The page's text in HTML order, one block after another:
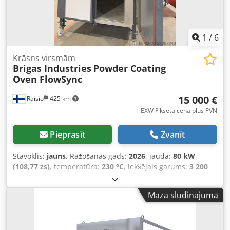
1 / 6
Raisio 425 km
Krāsns virsmām
Brigas Industries Powder Coating
Oven FlowSync
15 000 €
EXW Fiksēta cena plus PVN
Pieprasīt Zvanīt
Stāvoklis: jauns, Ražošanas gads: 2026, jauda: 80 kW
(108,77 zs), temperatūra: 230 °C, iekšējais garums: 3 200
1 400 mm
2 370 mm, kopējais garums:3 960 mm, kopējais platums:
3 370 mm, vadības veids:
pārklājuma krāsns (Eļļa/Gāze) Iekšējie izmēri (GxPxA): 3200
Mazā sludinājuma